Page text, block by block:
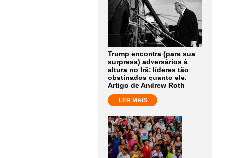
Trump encontra (para sua
surpresa) adversários à
altura no Irã: líderes tão
obstinados quanto ele.
Artigo de Andrew Roth
LER MAIS